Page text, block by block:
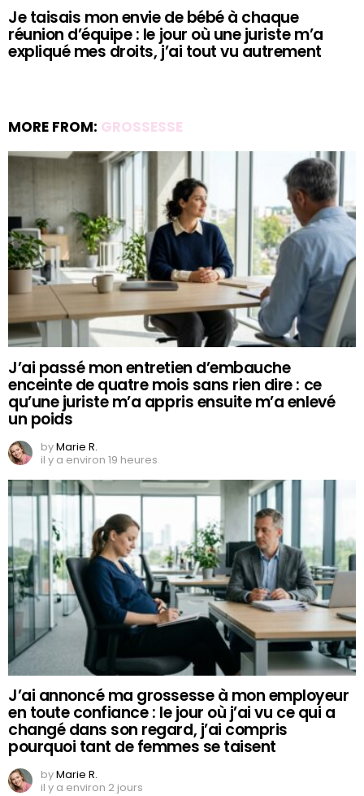
Je taisais mon envie de bébé à chaque
réunion d’équipe : le jour où une juriste m’a
expliqué mes droits, j’ai tout vu autrement
MORE FROM: GROSSESSE
J’ai passé mon entretien d’embauche
enceinte de quatre mois sans rien dire : ce
qu’une juriste m’a appris ensuite m’a enlevé
un poids
byMarie R.
il y a environ 19 heures
J’ai annoncé ma grossesse à mon employeur
en toute confiance : le jour où j’ai vu ce qui a
changé dans son regard, j’ai compris
pourquoi tant de femmes se taisent
byMarie R.
il y a environ 2 jours